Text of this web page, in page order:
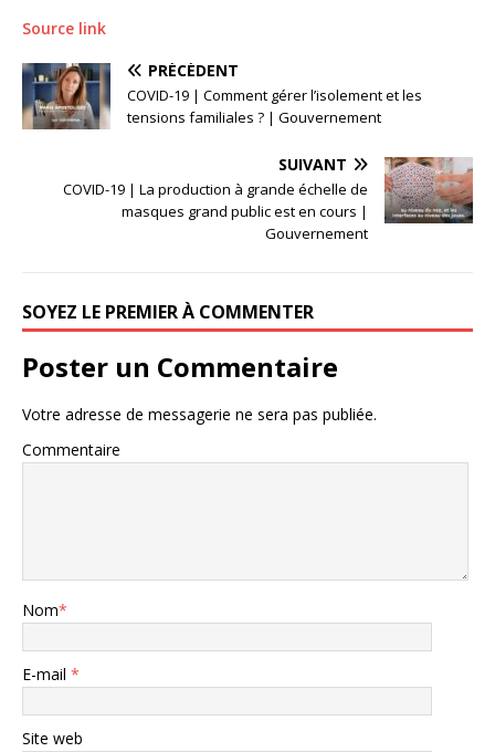
Source link
PRÉCÉDENT
COVID-19 | Comment gérer l’isolement et les
tensions familiales ? | Gouvernement
SUIVANT
COVID-19 | La production à grande échelle de
masques grand public est en cours |
Gouvernement
SOYEZ LE PREMIER À COMMENTER
Poster un Commentaire
Votre adresse de messagerie ne sera pas publiée.
Commentaire
Nom*
E-mail *
Site web